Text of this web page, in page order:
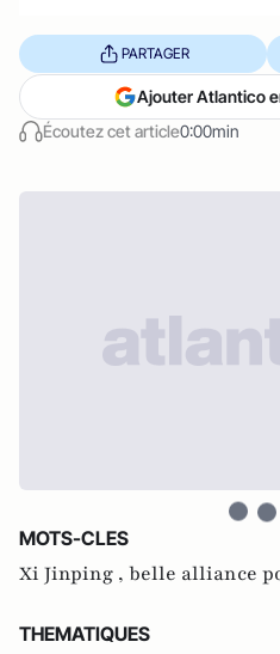
Écoutez cet article0:00min
PARTAGER
Ajouter Atlantico
MOTS-CLES
Xi Jinping , belle alliance
THEMATIQUES